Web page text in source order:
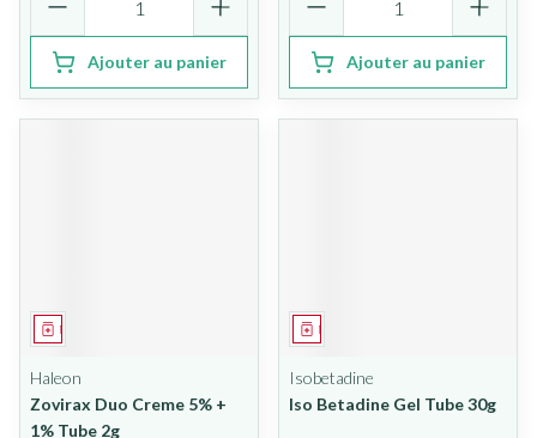
Ajouter au panier Ajouter au panier
Médicament
Haleon
Zovirax Duo Creme 5% +
1% Tube 2g
Médicament
Isobetadine
Iso Betadine Gel Tube 30g